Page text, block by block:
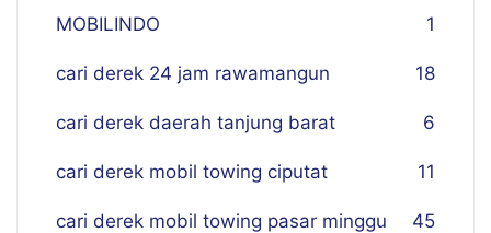
MOBILINDO 1
cari derek 24 jam rawamangun 18
cari derek daerah tanjung barat 6
cari derek mobil towing ciputat 11
cari derek mobil towing pasar minggu 45